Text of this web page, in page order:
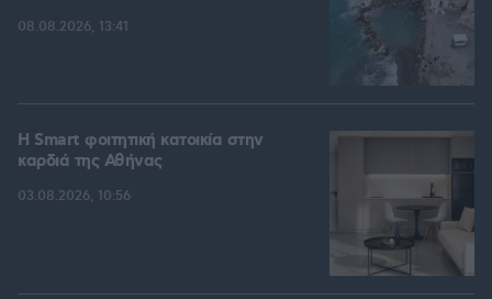
08.08.2026, 13:41
Η Smart φοιτητική κατοικία στην
καρδιά της Αθήνας
03.08.2026, 10:56